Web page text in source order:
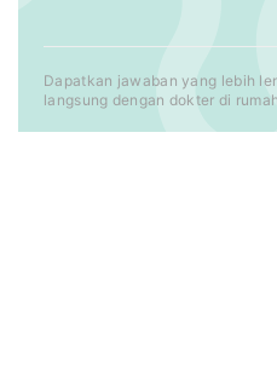
Dapatkan jawaban yang lebih
langsung dengan dokter di